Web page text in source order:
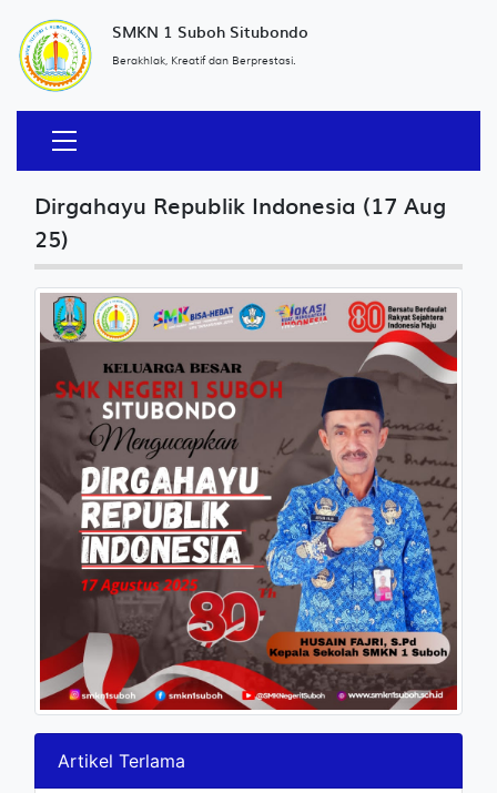
SMKN 1 Suboh Situbondo
Berakhlak, Kreatif dan Berprestasi.
Dirgahayu Republik Indonesia (17 Aug
25)
Artikel Terlama